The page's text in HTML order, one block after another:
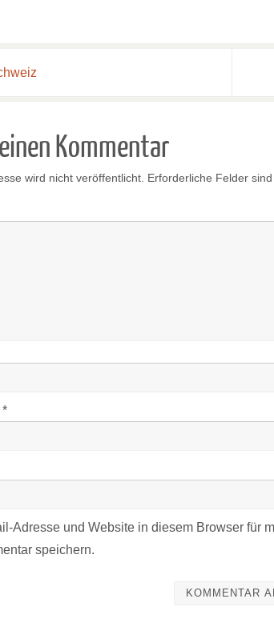
Kommentar
wird nicht veröffentlicht. Erforderliche Felder
*
Adresse und Website in diesem Browser für
speichern.